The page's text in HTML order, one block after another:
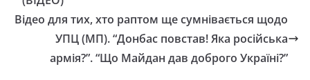
Відео для тих, хто раптом ще сумнівається щодо
УПЦ (МП). “Донбас повстав! Яка російська
армія?”. “Що Майдан дав доброго Україні?”